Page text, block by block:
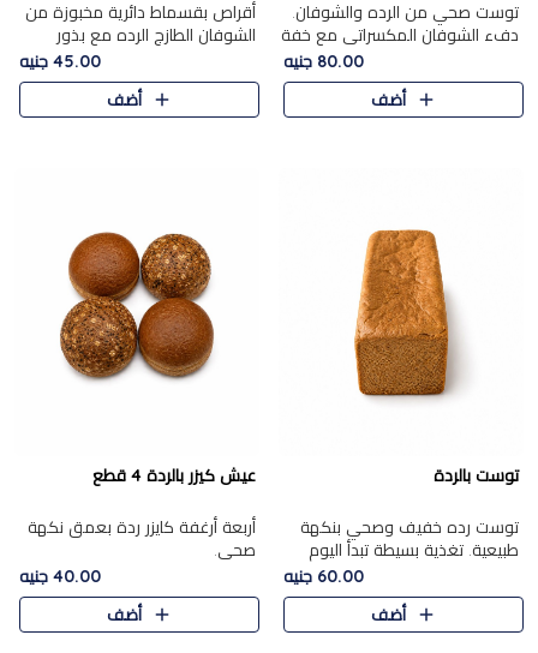
توست صحي من الرده والشوفان.
دفء الشوفان المكسراتي مع خفة
80.00 جنيه
أضف
أقراص بقسماط دائرية مخبوزة من
الشوفان الطازج الرده مع بذور
مختارة. قرمشة الحبوب والبذور،
بداية صحية لكل صباح.
45.00 جنيه
أضف
توست بالردة
توست رده خفيف وصحي بنكهة
طبيعية. تغذية بسيطة تبدأ اليوم
60.00 جنيه
أضف
عيش كيزر بالردة 4 قطع
أربعة أرغفة كايزر ردة بعمق نكهة
صحي.
40.00 جنيه
أضف